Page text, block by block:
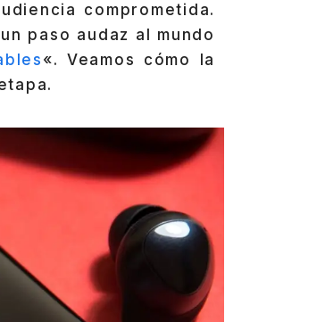
comprometida.
paso audaz al mundo
«. Veamos cómo la